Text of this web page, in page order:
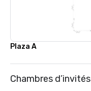
Plaza A
Chambres d’invités